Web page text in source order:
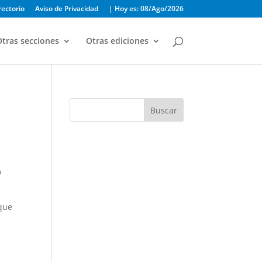
Aviso de Privacidad | Hoy es: 08/Ago/2026
secciones Otras ediciones
Buscar